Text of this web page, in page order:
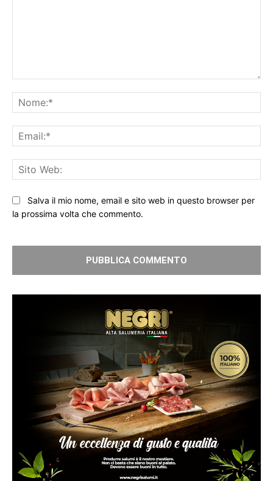
Salva il mio nome, email e sito web in questo browser per
la prossima volta che commento.